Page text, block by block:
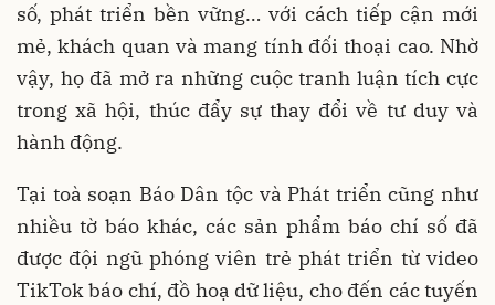
số, phát triển bền vững… với cách tiếp cận mới
mẻ, khách quan và mang tính đối thoại cao. Nhờ
vậy, họ đã mở ra những cuộc tranh luận tích cực
trong xã hội, thúc đẩy sự thay đổi về tư duy và
hành động.
Tại toà soạn Báo Dân tộc và Phát triển cũng như
nhiều tờ báo khác, các sản phẩm báo chí số đã
được đội ngũ phóng viên trẻ phát triển từ video
TikTok báo chí, đồ hoạ dữ liệu, cho đến các tuyến